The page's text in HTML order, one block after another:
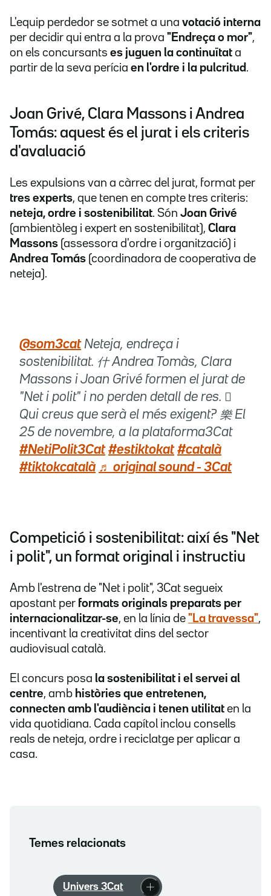
L'equip perdedor se sotmet a una votació interna
per decidir qui entra a la prova "Endreça o mor",
on els concursants es juguen la continuïtat a
partir de la seva perícia en l'ordre i la pulcritud .
Joan Grivé, Clara Massons i Andrea
Tomás: aquest és el jurat i els criteris
d'avaluació
Les expulsions van a càrrec del jurat, format per
tres experts, que tenen en compte tres criteris:
neteja, ordre i sostenibilitat. Són Joan Grivé
(ambientòleg i expert en sostenibilitat), Clara
Massons (assessora d'ordre i organització) i
Andrea Tomás (coordinadora de cooperativa de
neteja).
@som3catNeteja, endreça i
sostenibilitat. 什 Andrea Tomàs, Clara
Massons i Joan Grivé formen el jurat de
"Net i polit" i no perden detall de res. 
Qui creus que serà el més exigent? 樂 El
25 de novembre, a la plataforma3Cat
#NetiPolit3Cat #estiktokat #català
#tiktokcatalà ♬ original sound - 3Cat
Competició i sostenibilitat: així és "Net
i polit", un format original i instructiu
Amb l'estrena de "Net i polit", 3Cat segueix
apostant per formats originals preparats per
internacionalitzar-se, en la línia de "La travessa",
incentivant la creativitat dins del sector
audiovisual català.
El concurs posa la sostenibilitat i el servei al
centre, amb històries que entretenen,
connecten amb l'audiència i tenen utilitat en la
vida quotidiana. Cada capítol inclou consells
reals de neteja, ordre i reciclatge per aplicar a
casa.
Temes relacionats
Univers 3Cat